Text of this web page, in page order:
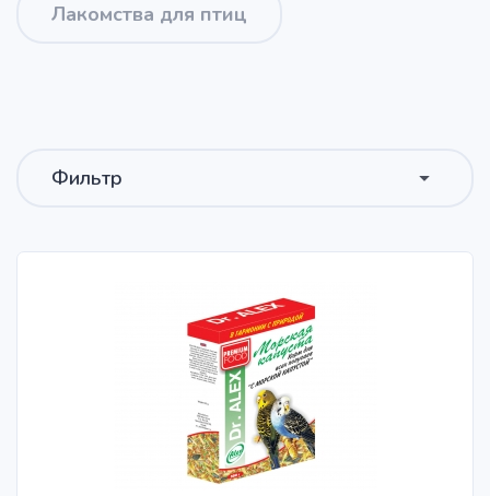
Лакомства для птиц
Фильтр
Сначала популярные
По убыванию цены
По возрастанию цены
По наименованию